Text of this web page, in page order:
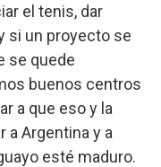
el tenis, dar
si un proyecto se
se quede
buenos centros
a que eso y la
a Argentina y a
esté maduro.